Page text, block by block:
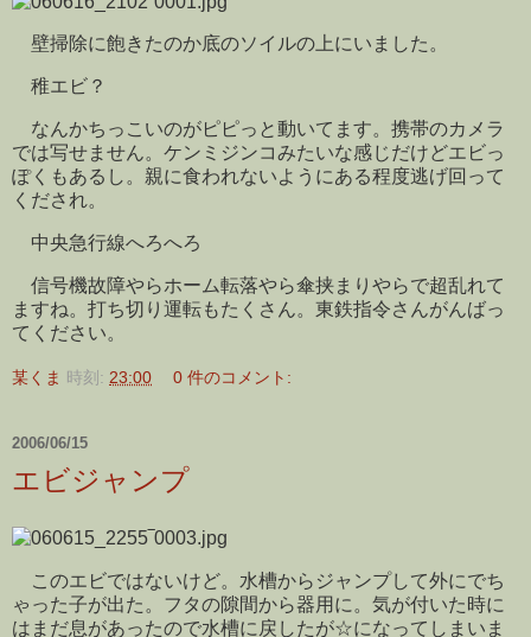
壁掃除に飽きたのか底のソイルの上にいました。
稚エビ？
なんかちっこいのがピピっと動いてます。携帯のカメラ
では写せません。ケンミジンコみたいな感じだけどエビっ
ぽくもあるし。親に食われないようにある程度逃げ回って
くだされ。
中央急行線へろへろ
信号機故障やらホーム転落やら傘挟まりやらで超乱れて
ますね。打ち切り運転もたくさん。東鉄指令さんがんばっ
てください。
某くま 時刻: 23:00 0 件のコメント:
2006/06/15
エビジャンプ
このエビではないけど。水槽からジャンプして外にでち
ゃった子が出た。フタの隙間から器用に。気が付いた時に
はまだ息があったので水槽に戻したが☆になってしまいま